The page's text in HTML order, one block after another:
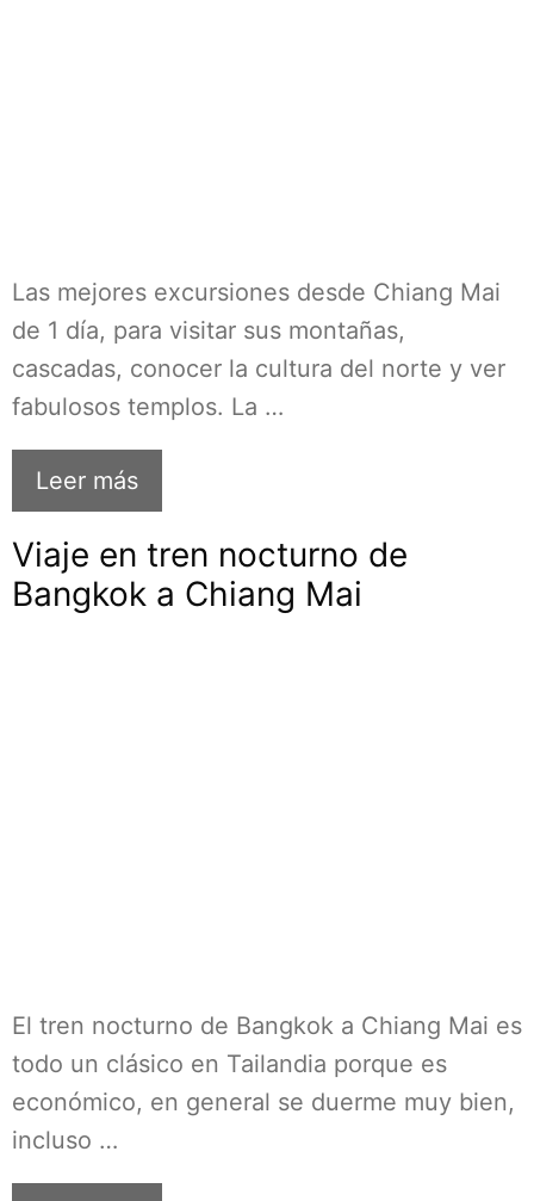
Las mejores excursiones desde Chiang Mai
de 1 día, para visitar sus montañas,
cascadas, conocer la cultura del norte y ver
fabulosos templos. La …
Leer más
Viaje en tren nocturno de
Bangkok a Chiang Mai
El tren nocturno de Bangkok a Chiang Mai es
todo un clásico en Tailandia porque es
económico, en general se duerme muy bien,
incluso …